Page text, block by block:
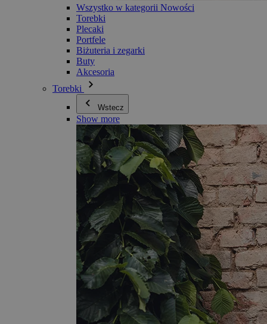
Wszystko w kategorii Nowości
Torebki
Plecaki
Portfele
Biżuteria i zegarki
Buty
Akcesoria
Torebki
Wstecz
Show more